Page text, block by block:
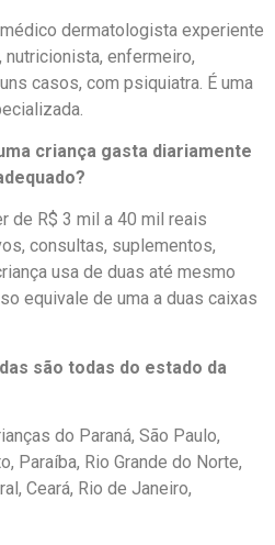
dermatologista experiente
enfermeiro,
casos, com psiquiatra. É uma
criança gasta diariamente
de R$ 3 mil a 40 mil reais
consultas, suplementos,
usa de duas até mesmo
equivale de uma a duas caixas
são todas do estado da
do Paraná, São Paulo,
Paraíba, Rio Grande do Norte,
Ceará, Rio de Janeiro,